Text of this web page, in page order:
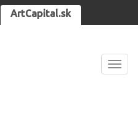
ArtCapital.sk